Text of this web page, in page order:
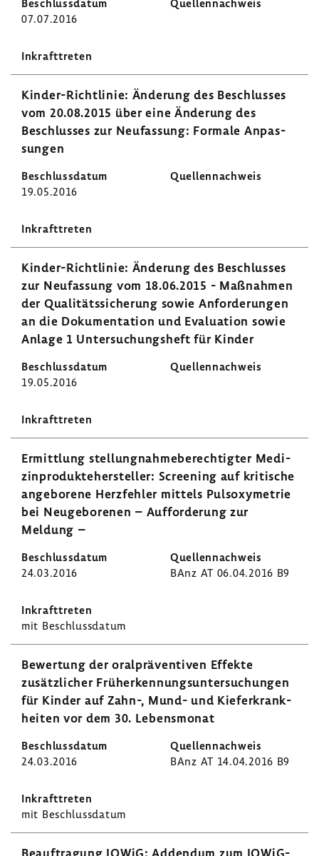
07.07.2016
Kinder-​Richtlinie: Ände­rung des Beschlusses
vom 20.08.2015 über eine Ände­rung des
Beschlusses zur Neufas­sung: Formale Anpas­
sungen
19.05.2016
Kinder-​Richtlinie: Ände­rung des Beschlusses
zur Neufas­sung vom 18.06.2015 - Maßnahmen
der Quali­täts­si­che­rung sowie Anfor­de­rungen
an die Doku­men­ta­tion und Evalua­tion sowie
Anlage 1 Unter­su­chungs­heft für Kinder
19.05.2016
Ermitt­lung stel­lung­nah­me­be­rech­tigter Medi­
zin­pro­dukte­her­steller: Scree­ning auf kriti­sche
ange­bo­rene Herz­fehler mittels Puls­oxy­me­trie
bei Neuge­bo­renen – Auffor­de­rung zur
Meldung –
24.03.2016 BAnz AT 06.04.2016 B9
mit Beschluss­datum
Bewer­tung der oral­prä­ven­tiven Effekte
zusätz­li­cher Früh­erken­nungs­un­ter­su­chungen
für Kinder auf Zahn-, Mund- und Kiefer­krank­
heiten vor dem 30. Lebens­monat
24.03.2016 BAnz AT 14.04.2016 B9
mit Beschluss­datum
Beauf­tra­gung IQWiG: Addendum zum IQWiG-​